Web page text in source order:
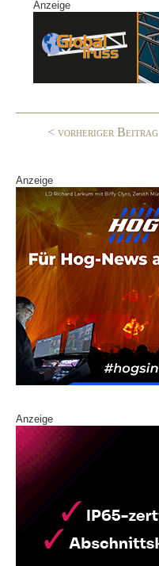
c
e
o
k
e
G
Anzeige
< vorheriger Beitrag
Anzeige
Anzeige